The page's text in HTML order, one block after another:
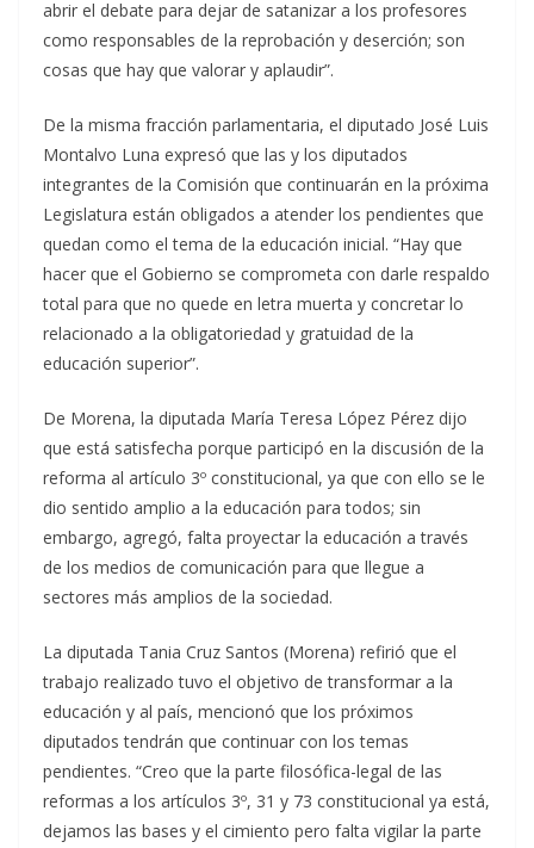
abrir el debate para dejar de satanizar a los profesores
como responsables de la reprobación y deserción; son
cosas que hay que valorar y aplaudir”.
De la misma fracción parlamentaria, el diputado José Luis
Montalvo Luna expresó que las y los diputados
integrantes de la Comisión que continuarán en la próxima
Legislatura están obligados a atender los pendientes que
quedan como el tema de la educación inicial. “Hay que
hacer que el Gobierno se comprometa con darle respaldo
total para que no quede en letra muerta y concretar lo
relacionado a la obligatoriedad y gratuidad de la
educación superior”.
De Morena, la diputada María Teresa López Pérez dijo
que está satisfecha porque participó en la discusión de la
reforma al artículo 3º constitucional, ya que con ello se le
dio sentido amplio a la educación para todos; sin
embargo, agregó, falta proyectar la educación a través
de los medios de comunicación para que llegue a
sectores más amplios de la sociedad.
La diputada Tania Cruz Santos (Morena) refirió que el
trabajo realizado tuvo el objetivo de transformar a la
educación y al país, mencionó que los próximos
diputados tendrán que continuar con los temas
pendientes. “Creo que la parte filosófica-legal de las
reformas a los artículos 3º, 31 y 73 constitucional ya está,
dejamos las bases y el cimiento pero falta vigilar la parte